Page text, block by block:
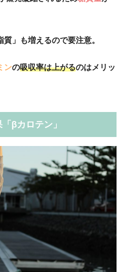
」も増えるので要注意。
ンの吸収率は上がるのはメリッ
βカロテン」